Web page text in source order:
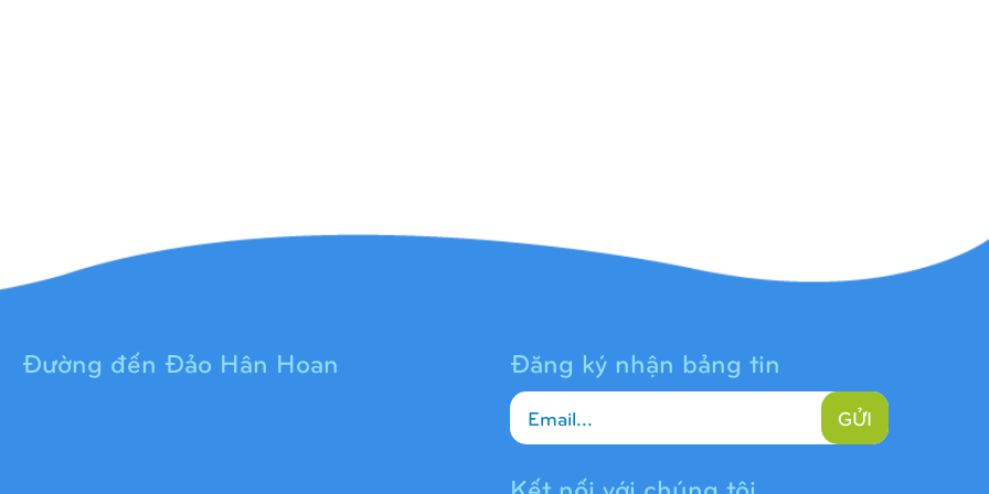
Đường đến Đảo Hân Hoan Đăng ký nhận bảng tin
GỬI